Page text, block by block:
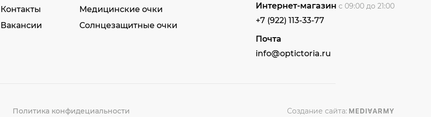
Контакты
Вакансии
Медицинские очки
Солнцезащитные очки
Интернет-магазин с 09:00 до 21:00
+7 (922) 113-33-77
Почта
info@optictoria.ru
Политика конфидециальности Создание сайта: